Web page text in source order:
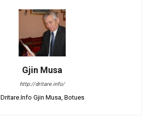
Gjin Musa
http://dritare.info/
Dritare.Info Gjin Musa, Botues